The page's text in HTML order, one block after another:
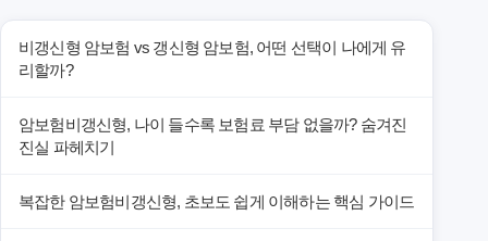
비갱신형 암보험 vs 갱신형 암보험, 어떤 선택이 나에게 유
리할까?
암보험비갱신형, 나이 들수록 보험료 부담 없을까? 숨겨진
진실 파헤치기
복잡한 암보험비갱신형, 초보도 쉽게 이해하는 핵심 가이드